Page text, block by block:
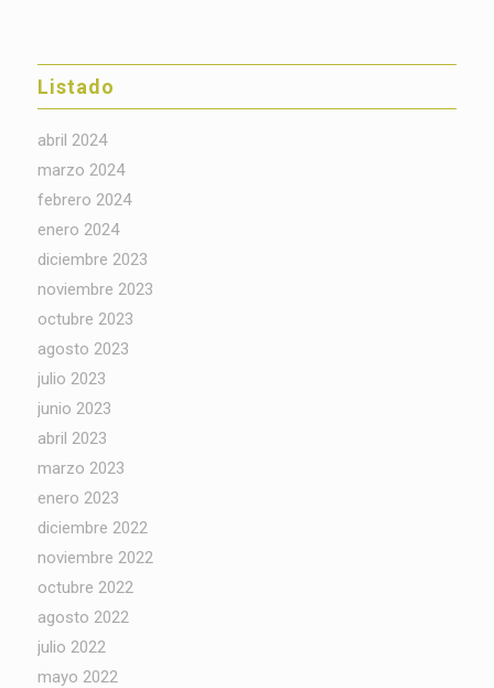
Listado
abril 2024
marzo 2024
febrero 2024
enero 2024
diciembre 2023
noviembre 2023
octubre 2023
agosto 2023
julio 2023
junio 2023
abril 2023
marzo 2023
enero 2023
diciembre 2022
noviembre 2022
octubre 2022
agosto 2022
julio 2022
mayo 2022